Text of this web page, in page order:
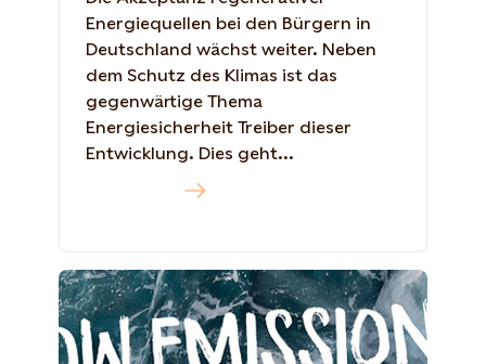
Energiequellen bei den Bürgern in
Deutschland wächst weiter. Neben
dem Schutz des Klimas ist das
gegenwärtige Thema
Energiesicherheit Treiber dieser
Entwicklung. Dies geht...